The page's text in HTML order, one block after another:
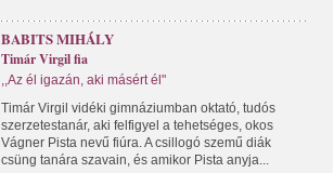
BABITS MIHÁLY
Timár Virgil fia
,,Az él igazán, aki másért él"
Timár Virgil vidéki gimnáziumban oktató, tudós
szerzetestanár, aki felfigyel a tehetséges, okos
Vágner Pista nevű fiúra. A csillogó szemű diák
csüng tanára szavain, és amikor Pista anyja...